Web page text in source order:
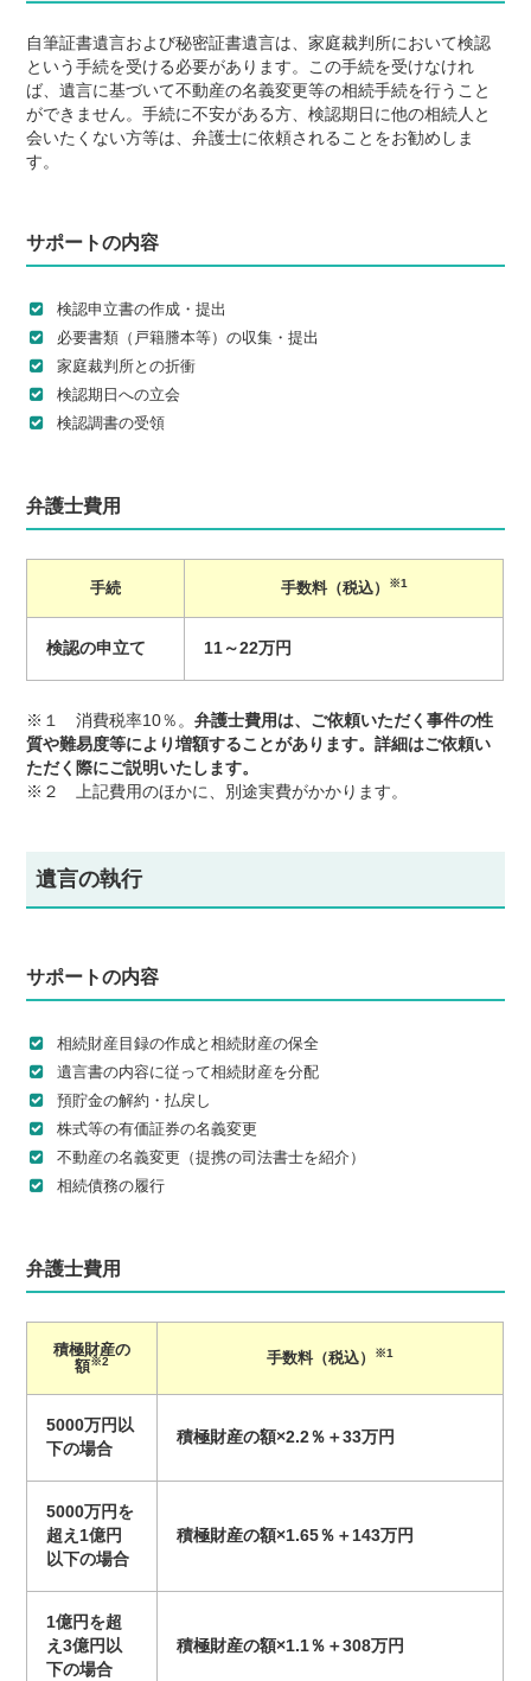
自筆証書遺言および秘密証書遺言は、家庭裁判所において検認
という手続を受ける必要があります。この手続を受けなけれ
ば、遺言に基づいて不動産の名義変更等の相続手続を行うこと
ができません。手続に不安がある方、検認期日に他の相続人と
会いたくない方等は、弁護士に依頼されることをお勧めしま
す。
サポートの内容
検認申立書の作成・提出
必要書類（戸籍謄本等）の収集・提出
家庭裁判所との折衝
検認期日への立会
検認調書の受領
弁護士費用
手続 手数料（税込） ※1
検認の申立て 11～22万円
※１ 消費税率10％。弁護士費用は、ご依頼いただく事件の性
質や難易度等により増額することがあります。詳細はご依頼い
ただく際にご説明いたします。
※２ 上記費用のほかに、別途実費がかかります。
遺言の執行
サポートの内容
相続財産目録の作成と相続財産の保全
遺言書の内容に従って相続財産を分配
預貯金の解約・払戻し
株式等の有価証券の名義変更
不動産の名義変更（提携の司法書士を紹介）
相続債務の履行
弁護士費用
積極財産の
額※2 手数料（税込） ※1
5000万円以
下の場合
積極財産の額×2.2％＋33万円
5000万円を
超え1億円
以下の場合
積極財産の額×1.65％＋143万円
1億円を超
え3億円以
下の場合
積極財産の額×1.1％＋308万円